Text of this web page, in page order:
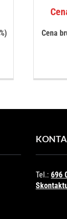
Cena
Tel.: 696